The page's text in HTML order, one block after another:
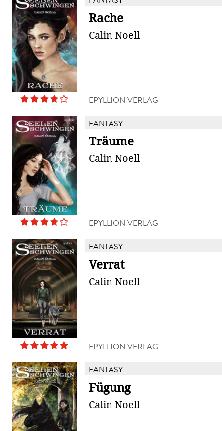
Rache
Calin Noell
EPYLLION VERLAG
FANTASY
Träume
Calin Noell
EPYLLION VERLAG
FANTASY
Verrat
Calin Noell
EPYLLION VERLAG
FANTASY
Fügung
Calin Noell